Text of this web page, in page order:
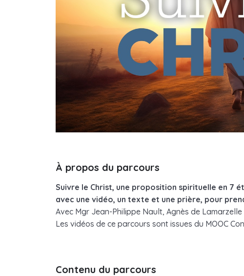
À propos du parcours
Suivre le Christ, une proposition spirituelle en 7
avec une vidéo, un texte et une prière, pour
Avec Mgr Jean-Philippe Nault, Agnès de
Les vidéos de ce parcours sont issues du MOOC
Contenu du parcours